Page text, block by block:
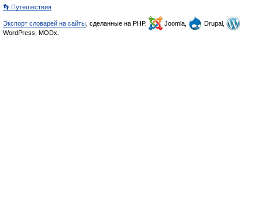
👣 Путешествия
Экспорт словарей на сайты , сделанные на PHP, Joomla,
Drupal,
WordPress, MODx.